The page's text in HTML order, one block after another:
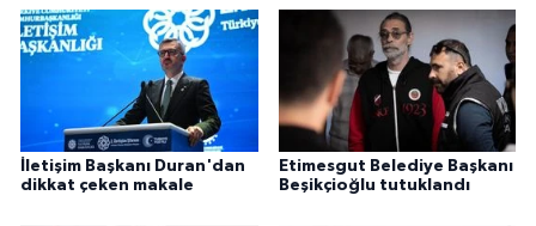
İletişim Başkanı Duran'dan
dikkat çeken makale
Etimesgut Belediye Başkanı
Beşikçioğlu tutuklandı